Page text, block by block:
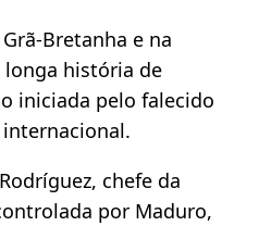
Bretanha e na
longa história de
iniciada pelo falecido
internacional.
chefe da
por Maduro,